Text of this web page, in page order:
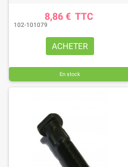
8,86 € TTC
102-101079
ACHETER
En stock